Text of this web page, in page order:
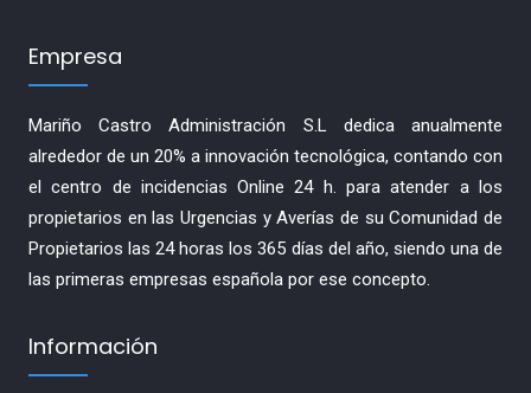
Empresa
Mariño Castro Administración S.L dedica anualmente
alrededor de un 20% a innovación tecnológica, contando con
el centro de incidencias Online 24 h. para atender a los
propietarios en las Urgencias y Averías de su Comunidad de
Propietarios las 24 horas los 365 días del año, siendo una de
las primeras empresas española por ese concepto.
Información